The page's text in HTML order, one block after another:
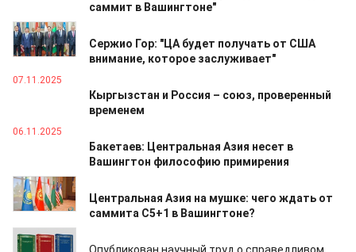
саммит в Вашингтоне"
08.11.2025
Сержио Гор: "ЦА будет получать от США
внимание, которое заслуживает"
07.11.2025
Кыргызстан и Россия – союз, проверенный
временем
06.11.2025
Бакетаев: Центральная Азия несет в
Вашингтон философию примирения
06.11.2025
Центральная Азия на мушке: чего ждать от
саммита C5+1 в Вашингтоне?
04.11.2025